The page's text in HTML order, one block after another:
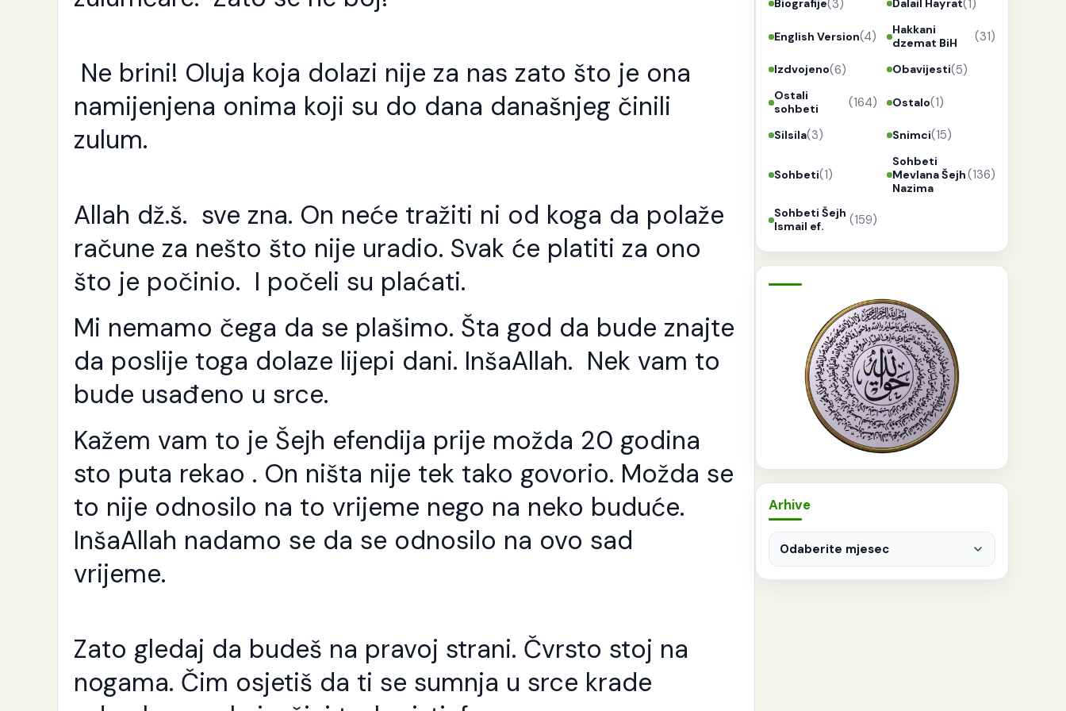
Ne brini! Oluja koja dolazi nije za nas zato što je ona
namijenjena onima koji su do dana današnjeg činili
zulum.
Allah dž.š. sve zna. On neće tražiti ni od koga da polaže
račune za nešto što nije uradio. Svak će platiti za ono
što je počinio. I počeli su plaćati.
Mi nemamo čega da se plašimo. Šta god da bude znajte
da poslije toga dolaze lijepi dani. InšaAllah. Nek vam to
bude usađeno u srce.
Kažem vam to je Šejh efendija prije možda 20 godina
sto puta rekao . On ništa nije tek tako govorio. Možda se
to nije odnosilo na to vrijeme nego na neko buduće.
InšaAllah nadamo se da se odnosilo na ovo sad
vrijeme.
Zato gledaj da budeš na pravoj strani. Čvrsto stoj na
nogama. Čim osjetiš da ti se sumnja u srce krade
Biografije(3) Dalail Hayrat(1)
English Version(4)
Hakkani
dzemat BiH
(31)
Izdvojeno(6) Obavijesti(5)
Ostali
sohbeti
(164) Ostalo(1)
Silsila(3) Snimci(15)
Sohbeti(1)
Sohbeti
Mevlana Šejh
Nazima
(136)
Sohbeti Šejh
Ismail ef.
(159)
Arhive
Arhive